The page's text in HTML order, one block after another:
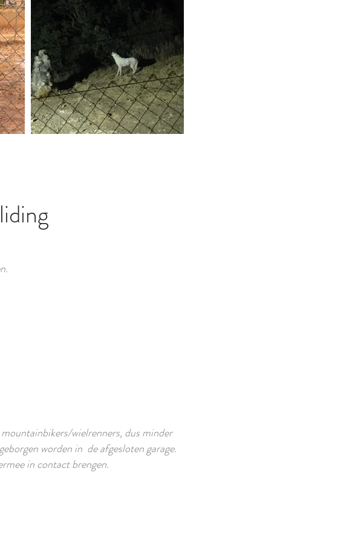
wielrenners, dus minder
worden in de afgesloten garage.
in contact brengen.